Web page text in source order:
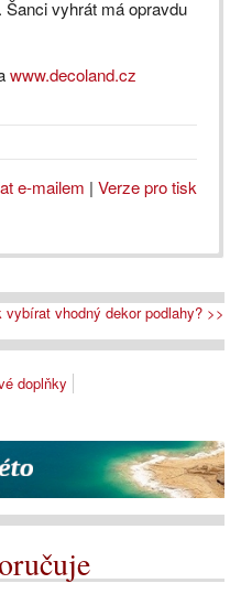
vyhrát má opravdu
www.decoland.cz
e-mailem | Verze pro tisk
vybírat vhodný dekor podlahy? >>
doplňky